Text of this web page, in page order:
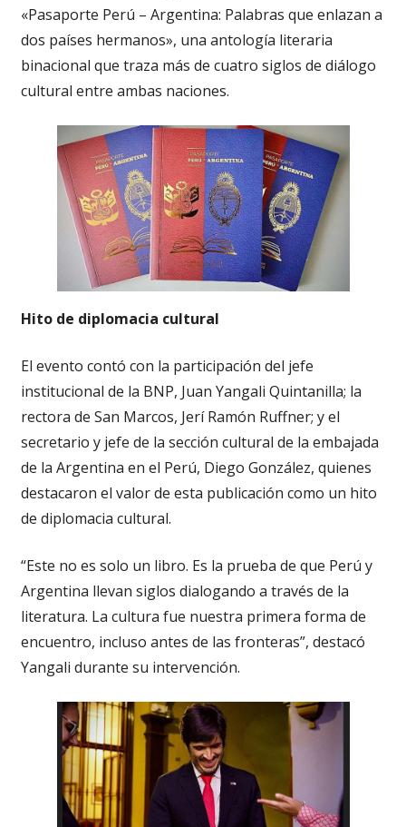
«Pasaporte Perú – Argentina: Palabras que enlazan a
dos países hermanos», una antología literaria
binacional que traza más de cuatro siglos de diálogo
cultural entre ambas naciones.
Hito de diplomacia cultural
El evento contó con la participación del jefe
institucional de la BNP, Juan Yangali Quintanilla; la
rectora de San Marcos, Jerí Ramón Ruffner; y el
secretario y jefe de la sección cultural de la embajada
de la Argentina en el Perú, Diego González, quienes
destacaron el valor de esta publicación como un hito
de diplomacia cultural.
“Este no es solo un libro. Es la prueba de que Perú y
Argentina llevan siglos dialogando a través de la
literatura. La cultura fue nuestra primera forma de
encuentro, incluso antes de las fronteras”, destacó
Yangali durante su intervención.